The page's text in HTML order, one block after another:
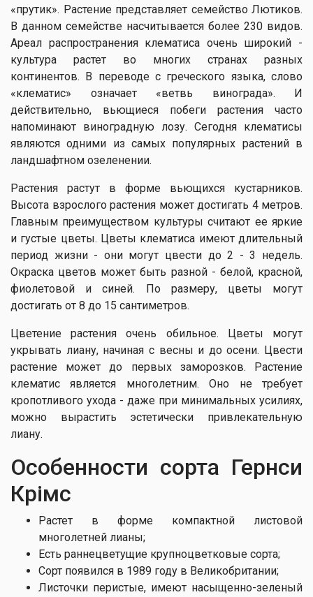
«прутик». Растение представляет семейство Лютиков.
В данном семействе насчитывается более 230 видов.
Ареал распространения клематиса очень широкий -
культура растет во многих странах разных
континентов. В переводе с греческого языка, слово
«клематис» означает «ветвь винограда». И
действительно, вьющиеся побеги растения часто
напоминают виноградную лозу. Сегодня клематисы
являются одними из самых популярных растений в
ландшафтном озеленении.
Растения растут в форме вьющихся кустарников.
Высота взрослого растения может достигать 4 метров.
Главным преимуществом культуры считают ее яркие
и густые цветы. Цветы клематиса имеют длительный
период жизни - они могут цвести до 2 - 3 недель.
Окраска цветов может быть разной - белой, красной,
фиолетовой и синей. По размеру, цветы могут
достигать от 8 до 15 сантиметров.
Цветение растения очень обильное. Цветы могут
укрывать лиану, начиная с весны и до осени. Цвести
растение может до первых заморозков. Растение
клематис является многолетним. Оно не требует
кропотливого ухода - даже при минимальных усилиях,
можно вырастить эстетически привлекательную
лиану.
Особенности сорта Гернси
Крімс
Растет в форме компактной листовой
многолетней лианы;
Есть раннецветущие крупноцветковые сорта;
Сорт появился в 1989 году в Великобритании;
Листочки перистые, имеют насыщенно-зеленый